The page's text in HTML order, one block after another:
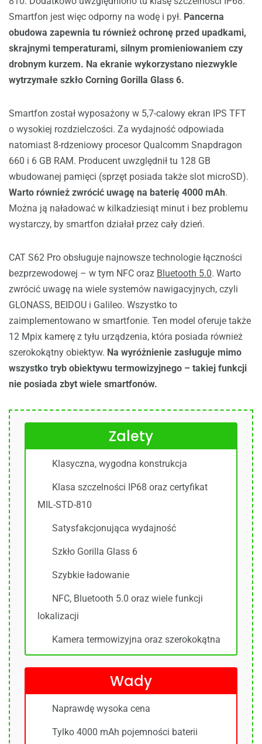
Smartfon jest więc odporny na wodę i pył. Pancerna
obudowa zapewnia tu również ochronę przed upadkami,
skrajnymi temperaturami, silnym promieniowaniem czy
drobnym kurzem. Na ekranie wykorzystano niezwykle
wytrzymałe szkło Corning Gorilla Glass 6.
Smartfon został wyposażony w 5,7-calowy ekran IPS TFT
o wysokiej rozdzielczości. Za wydajność odpowiada
natomiast 8-rdzeniowy procesor Qualcomm Snapdragon
660 i 6 GB RAM. Producent uwzględnił tu 128 GB
wbudowanej pamięci (sprzęt posiada także slot microSD).
Warto również zwrócić uwagę na baterię 4000 mAh.
Można ją naładować w kilkadziesiąt minut i bez problemu
wystarczy, by smartfon działał przez cały dzień.
CAT S62 Pro obsługuje najnowsze technologie łączności
bezprzewodowej – w tym NFC oraz Bluetooth 5.0. Warto
zwrócić uwagę na wiele systemów nawigacyjnych, czyli
GLONASS, BEIDOU i Galileo. Wszystko to
zaimplementowano w smartfonie. Ten model oferuje także
12 Mpix kamerę z tyłu urządzenia, która posiada również
szerokokątny obiektyw. Na wyróżnienie zasługuje mimo
wszystko tryb obiektywu termowizyjnego – takiej funkcji
nie posiada zbyt wiele smartfonów.
Zalety
Klasyczna, wygodna konstrukcja
Klasa szczelności IP68 oraz certyfikat
MIL-STD-810
Satysfakcjonująca wydajność
Szkło Gorilla Glass 6
Szybkie ładowanie
NFC, Bluetooth 5.0 oraz wiele funkcji
lokalizacji
Kamera termowizyjna oraz szerokokątna
Wady
Naprawdę wysoka cena
Tylko 4000 mAh pojemności baterii